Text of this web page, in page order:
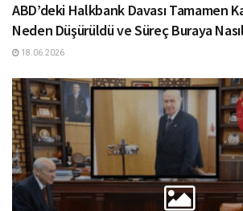
ABD’deki Halkbank Davası Tamamen
Neden Düşürüldü ve Süreç Buraya
18.06.2026